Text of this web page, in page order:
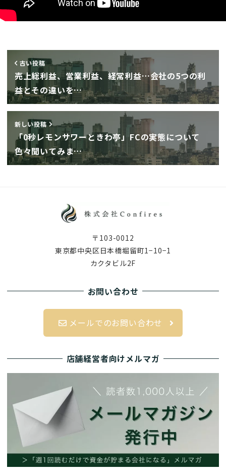
古い投稿
売上総利益、営業利益、経常利益…会社の5つの利
益とその違いを…
新しい投稿
「0秒レモンサワーときわ亭」FCの実態について
色々聞いてみま…
〒103-0012
東京都中央区日本橋堀留町1−10−1
カクタビル2F
お問い合わせ
メールでのお問い合わせ
店舗経営者向けメルマガ